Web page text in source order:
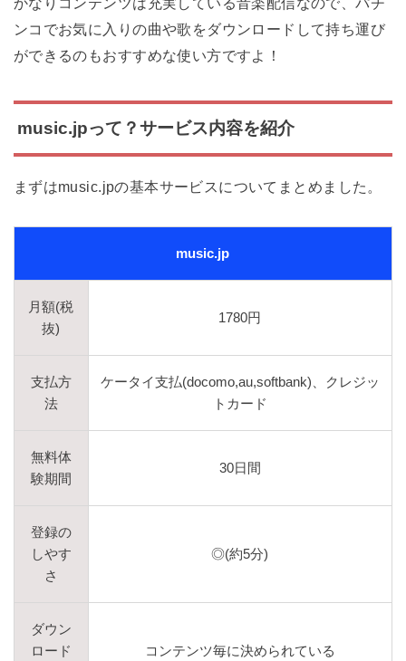
ンコでお気に入りの曲や歌をダウンロードして持ち運び
ができるのもおすすめな使い方ですよ！
music.jpって？サービス内容を紹介
まずはmusic.jpの基本サービスについてまとめました。
music.jp
月額(税
抜)
1780円
支払方
法
ケータイ支払(docomo,au,softbank)、クレジッ
トカード
無料体
験期間
30日間
登録の
しやす
さ
◎(約5分)
ダウン
ロード
コンテンツ毎に決められている